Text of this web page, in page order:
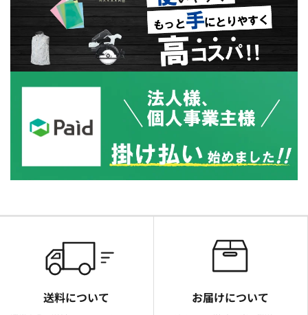
送料について お届けについて